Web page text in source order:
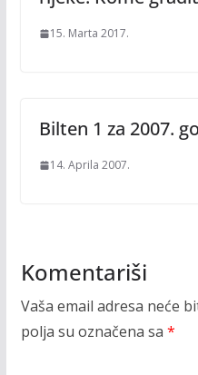
15. Marta 2017.
Bilten 1 za 2007.
14. Aprila 2007.
Komentariši
Vaša email adresa neće
polja su označena sa *